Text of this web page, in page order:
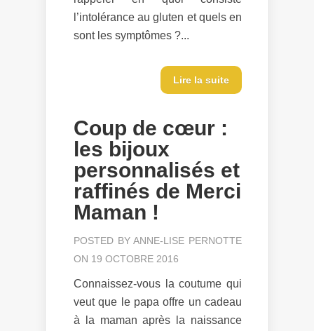
l’intolérance au gluten et quels en
sont les symptômes ?...
Lire la suite
Coup de cœur :
les bijoux
personnalisés et
raffinés de Merci
Maman !
POSTED BYANNE-LISE PERNOTTE
ON 19 OCTOBRE 2016
Connaissez-vous la coutume qui
veut que le papa offre un cadeau
à la maman après la naissance